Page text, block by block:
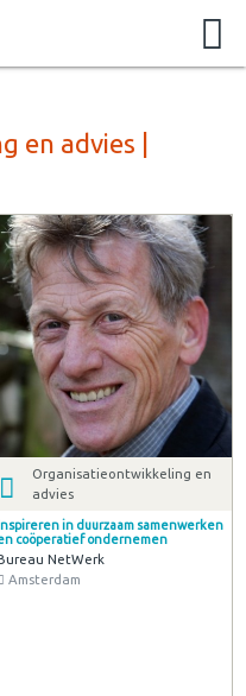
en advies |
Organisatieontwikkeling en
advies
in duurzaam samenwerken
coöperatief ondernemen
NetWerk
Amsterdam